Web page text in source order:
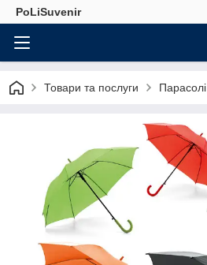
PoLiSuvenir
Товари та послуги Парасолі